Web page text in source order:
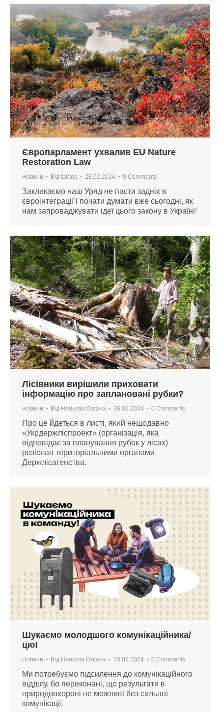
Європарламент ухвалив EU Nature
Restoration Law
Новини Від tatana 28.02.2024 0 Comments
Закликаємо наш Уряд не пасти задніх в
євроінтеграції і почати думати вже сьогодні, як
нам запроваджувати ідеї цього закону в Україні!
Лісівники вирішили приховати
інформацію про заплановані рубки?
Новини Від Наньєва Оксана 26.02.2024 0 Comments
Про це йдеться в листі, який нещодавно
«Укрдержліспроект» (організація, яка
відповідає за планування рубок у лісах)
розіслав територіальними органами
Держлісагенства.
Шукаємо молодшого комунікаційника/
цю!
Новини Від Наньєва Оксана 23.02.2024 0 Comments
Ми потребуємо підсилення до комунікаційного
відділу, бо переконані, що результати в
природоохороні не можливі без сильної
комунікації.